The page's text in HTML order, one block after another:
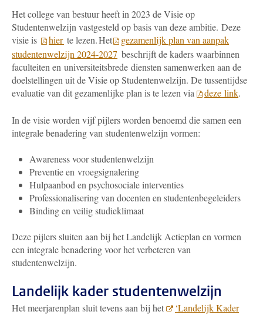
Het college van bestuur heeft in 2023 de Visie op
Studentenwelzijn vastgesteld op basis van deze ambitie. Deze
visie is
hier te lezen. Het
gezamenlijk plan van aanpak
studentenwelzijn 2024-2027 beschrijft de kaders waarbinnen
faculteiten en universiteitsbrede diensten samenwerken aan de
doelstellingen uit de Visie op Studentenwelzijn. De tussentijdse
evaluatie van dit gezamenlijke plan is te lezen via
deze link.
In de visie worden vijf pijlers worden benoemd die samen een
integrale benadering van studentenwelzijn vormen:
Awareness voor studentenwelzijn
Preventie en vroegsignalering
Hulpaanbod en psychosociale interventies
Professionalisering van docenten en studentenbegeleiders
Binding en veilig studieklimaat
Deze pijlers sluiten aan bij het Landelijk Actieplan en vormen
een integrale benadering voor het verbeteren van
studentenwelzijn.
Landelijk kader studentenwelzijn
Het meerjarenplan sluit tevens aan bij het
‘Landelijk Kader